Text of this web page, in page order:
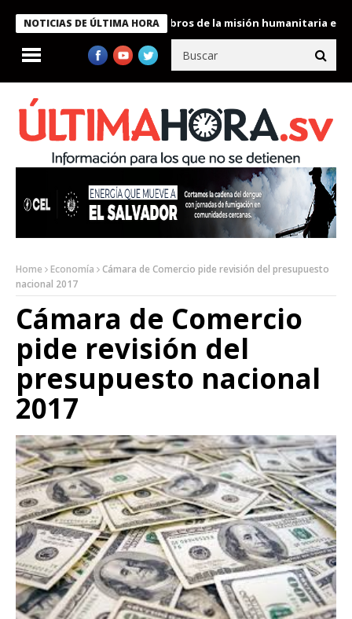
NOTICIAS DE ÚLTIMA HORA
Bukele condecora a miembros de la misión humanitaria enviada
Home Economía
Cámara de Comercio pide revisión del presupuesto
nacional 2017
Cámara de Comercio
pide revisión del
presupuesto nacional
2017